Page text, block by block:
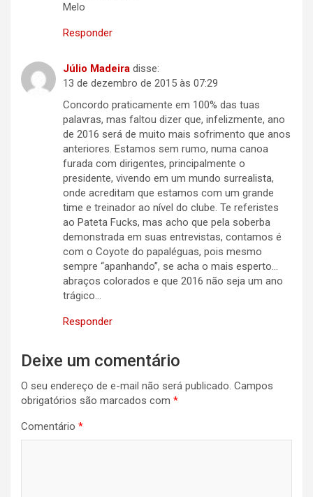
Melo
Responder
Júlio Madeira disse:
13 de dezembro de 2015 às 07:29
Concordo praticamente em 100% das tuas
palavras, mas faltou dizer que, infelizmente, ano
de 2016 será de muito mais sofrimento que anos
anteriores. Estamos sem rumo, numa canoa
furada com dirigentes, principalmente o
presidente, vivendo em um mundo surrealista,
onde acreditam que estamos com um grande
time e treinador ao nível do clube. Te referistes
ao Pateta Fucks, mas acho que pela soberba
demonstrada em suas entrevistas, contamos é
com o Coyote do papaléguas, pois mesmo
sempre “apanhando”, se acha o mais esperto…
abraços colorados e que 2016 não seja um ano
trágico…
Responder
Deixe um comentário
O seu endereço de e-mail não será publicado. Campos
obrigatórios são marcados com *
Comentário *